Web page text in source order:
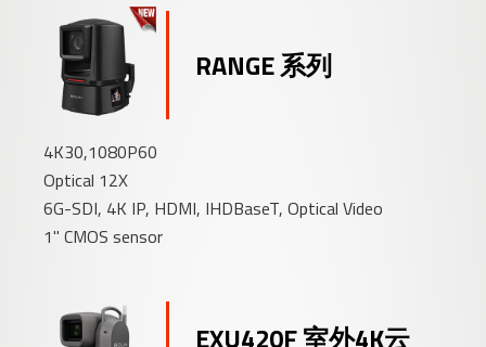
RANGE 系列
4K30,1080P60
Optical 12X
6G-SDI, 4K IP, HDMI, IHDBaseT, Optical Video
1" CMOS sensor
EXU420F 室外4K云